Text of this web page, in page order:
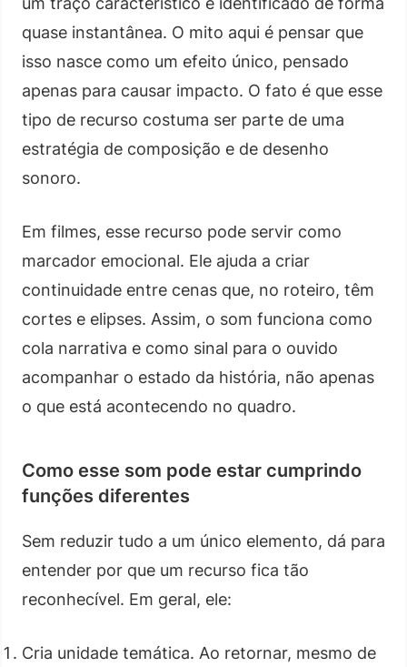
quase instantânea. O mito aqui é pensar que
isso nasce como um efeito único, pensado
apenas para causar impacto. O fato é que esse
tipo de recurso costuma ser parte de uma
estratégia de composição e de desenho
sonoro.
Em filmes, esse recurso pode servir como
marcador emocional. Ele ajuda a criar
continuidade entre cenas que, no roteiro, têm
cortes e elipses. Assim, o som funciona como
cola narrativa e como sinal para o ouvido
acompanhar o estado da história, não apenas
o que está acontecendo no quadro.
Como esse som pode estar cumprindo
funções diferentes
Sem reduzir tudo a um único elemento, dá para
entender por que um recurso fica tão
reconhecível. Em geral, ele:
Cria unidade temática. Ao retornar, mesmo de